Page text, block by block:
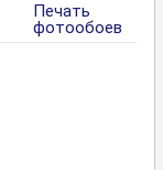
Печать
фотообоев